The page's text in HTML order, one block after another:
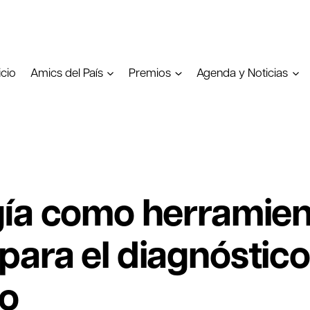
Amics del País Premios Agenda y Noticias
como
el